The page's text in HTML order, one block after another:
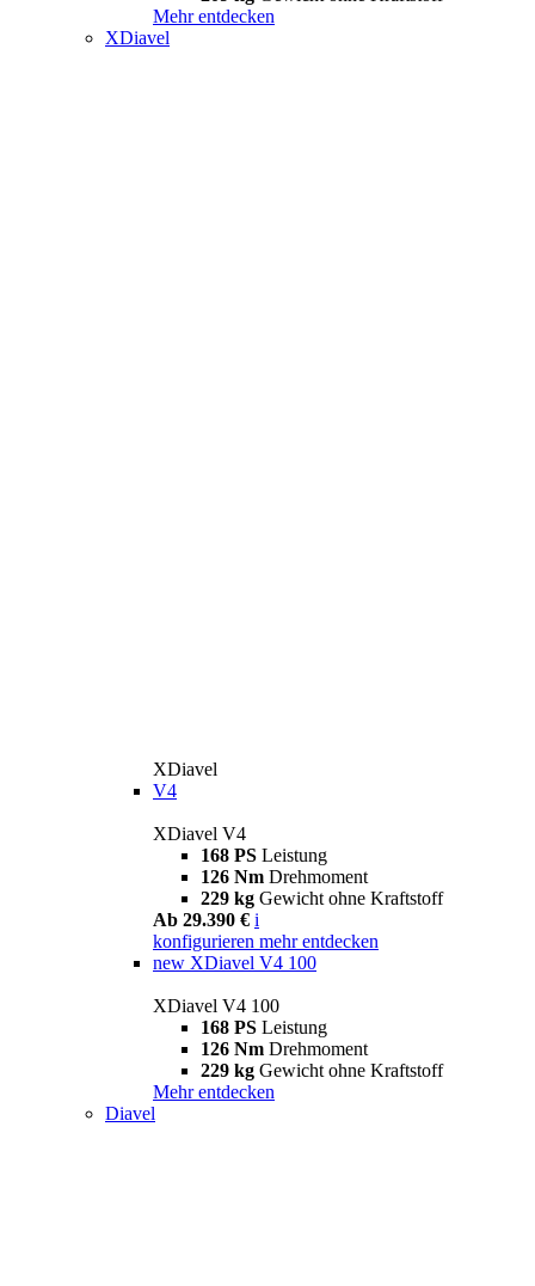
Mehr entdecken
XDiavel
XDiavel
V4
XDiavel V4
168 PS Leistung
126 Nm Drehmoment
229 kg Gewicht ohne Kraftstoff
Ab 29.390 € i
konfigurieren mehr entdecken
new XDiavel V4 100
XDiavel V4 100
168 PS Leistung
126 Nm Drehmoment
229 kg Gewicht ohne Kraftstoff
Mehr entdecken
Diavel